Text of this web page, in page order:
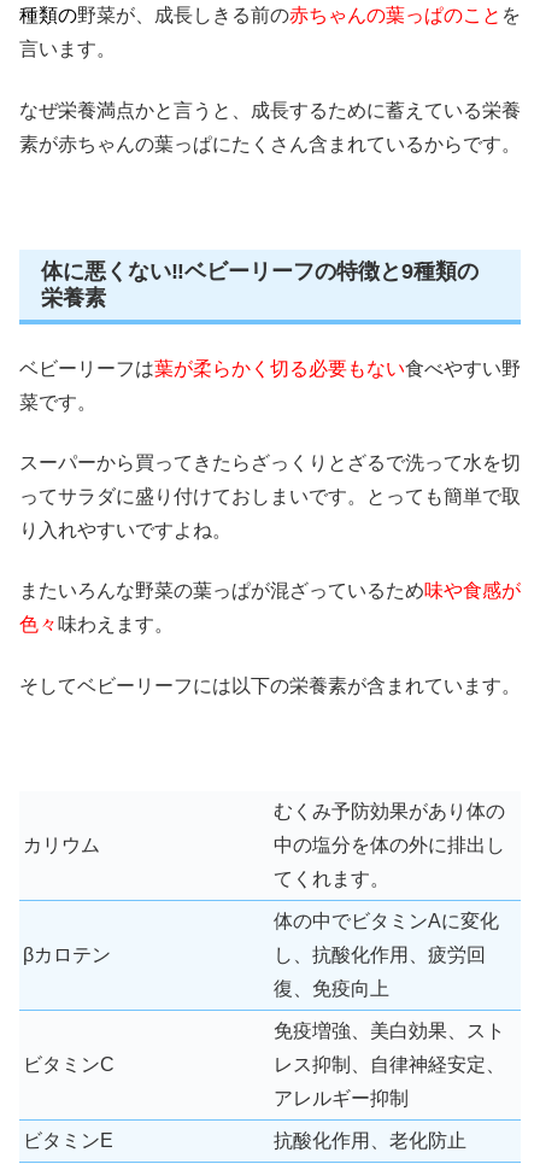
種類の野菜が、成長しきる前の赤ちゃんの葉っぱのこと を
言います。
なぜ栄養満点かと言うと、
成長するために蓄えている栄養
素が赤ちゃんの葉っぱにたくさん含まれているからです。
体に悪くない‼ベビーリーフの特徴と9種類の
栄養素
ベビーリーフは葉が柔らかく切る必要もない食べやすい野
菜です。
スーパーから買ってきたらざっくりとざるで洗って水を切
ってサラダに盛り付けておしまいです。
とっても簡単で取
り入れやすいですよね。
またいろんな野菜の葉っぱが混ざっているため味や食感が
色々味わえます。
そしてベビーリーフには以下の栄養素が含まれています。
カリウム
むくみ予防効果があり体の
中の塩分を体の外に排出し
てくれます。
βカロテン
体の中でビタミンAに変化
し、抗酸化作用、疲労回
復、免疫向上
ビタミンC
免疫増強、美白効果、スト
レス抑制、自律神経安定、
アレルギー抑制
ビタミンE 抗酸化作用、老化防止